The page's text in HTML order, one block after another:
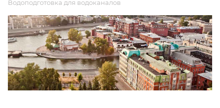
Водоподготовка для водоканалов